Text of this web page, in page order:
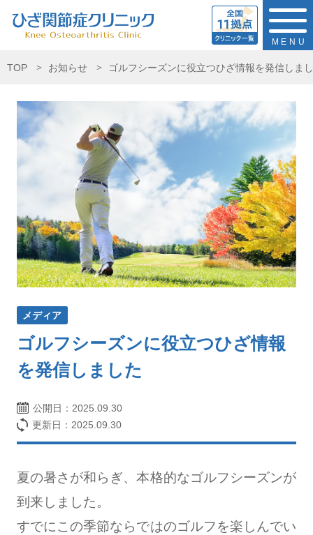
MENU
TOP お知らせ ゴルフシーズンに役立つひざ情報を発信しま
メディア
ゴルフシーズンに役立つひざ情報
を発信しました
公開日： 2025.09.30
更新日：2025.09.30
夏の暑さが和らぎ、本格的なゴルフシーズンが
到来しました。
すでにこの季節ならではのゴルフを楽しんでい